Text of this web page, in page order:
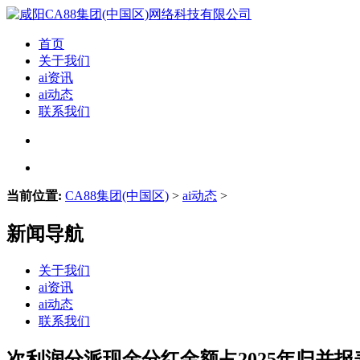
首页
关于我们
ai资讯
ai动态
联系我们
当前位置: CA88集团(中国区) > ai动态 >
新闻导航
关于我们
ai资讯
ai动态
联系我们